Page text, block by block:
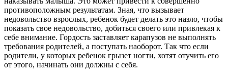
противоположным результатам. Зная, что вызывает
недовольство взрослых, ребенок будет делать это назло, чтобы
показать свое недовольство, добиться своего или привлекая к
себе внимание. Гордость заставляет карапузов не выполнять
требования родителей, а поступать наоборот. Так что если
родители, у которых ребенок грызет ногти, хотят отучить его
от этого, начинать они должны с себя.